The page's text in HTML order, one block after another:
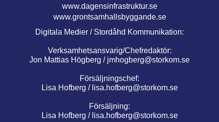
www.dagensinfrastruktur.se
www.grontsamhallsbyggande.se
Digitala Medier / Stordåhd Kommunikation:
Verksamhetsansvarig/Chefredaktör:
Jon Mattias Högberg / jmhogberg@storkom.se
Försäljningschef:
Lisa Hofberg / lisa.hofberg@storkom.se
Försäljning:
Lisa Hofberg / lisa.hofberg@storkom.se